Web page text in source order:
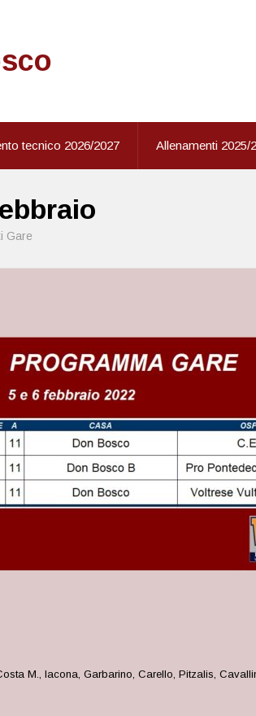
tecnico 2026/2027 Allenamenti 2025/
Gare
M., Iacona, Garbarino, Carello, Pitzalis,